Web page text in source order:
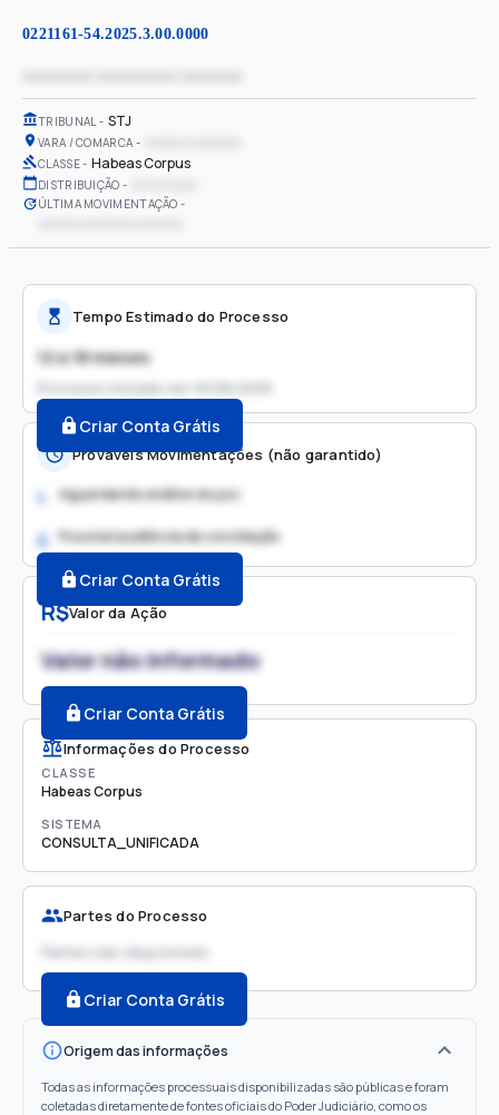
0221161-54.2025.3.00.0000
TRIBUNAL STJ
VARA / COMARCA
CLASSE Habeas Corpus
DISTRIBUIÇÃO
ÚLTIMA MOVIMENTAÇÃO
R$Valor da Ação
Valor não informado
Criar Conta Grátis
Informações do Processo
CLASSE
Habeas Corpus
SISTEMA
CONSULTA_UNIFICADA
Partes do Processo
Partes não disponíveis
Criar Conta Grátis
Origem das informações
Todas as informações processuais disponibilizadas são públicas e foram
coletadas diretamente de fontes oficiais do Poder Judiciário, como os
Tempo Estimado do Processo
12 a 18 meses
Processo iniciado em
Criar Conta Grátis
Prováveis Movimentações (não garantido)
1. Aguardando análise do juiz
2. Possível audiência de conciliação
Criar Conta Grátis